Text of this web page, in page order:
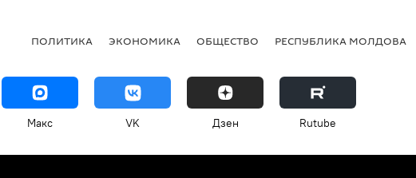
ПОЛИТИКА ЭКОНОМИКА ОБЩЕСТВО РЕСПУБЛИКА МОЛДОВА
Макс VK Дзен Rutube